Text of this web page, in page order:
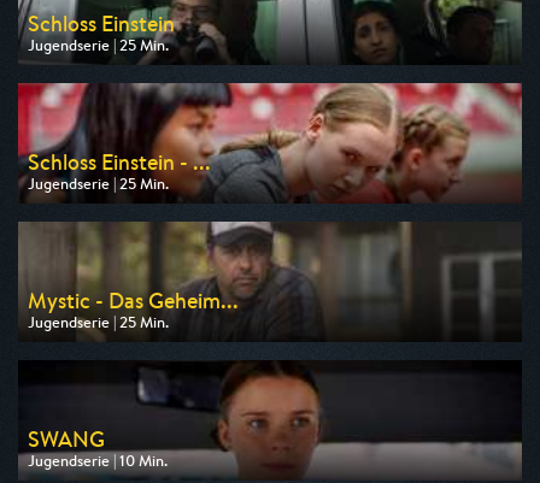
Schloss Einstein
Jugendserie | 25 Min.
Ausgestrahlt von NDR
am 11.08.2026, 06:20
Schloss Einstein - ...
Jugendserie | 25 Min.
Ausgestrahlt von KiKA
am 10.08.2026, 14:10
Mystic - Das Geheim...
Jugendserie | 25 Min.
Ausgestrahlt von KiKA
am 08.08.2026, 20:10
SWANG
Jugendserie | 10 Min.